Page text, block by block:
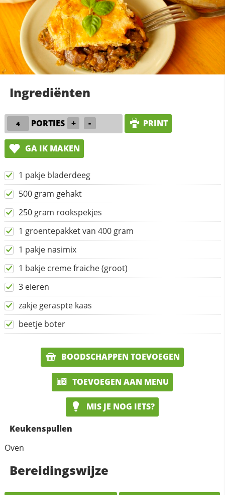
Ingrediënten
PORTIES + - PRINT
GA IK MAKEN
1 pakje bladerdeeg
500 gram gehakt
250 gram rookspekjes
1 groentepakket van 400 gram
1 pakje nasimix
1 bakje creme fraiche (groot)
3 eieren
zakje geraspte kaas
beetje boter
BOODSCHAPPEN TOEVOEGEN
TOEVOEGEN AAN MENU
MIS JE NOG IETS?
Keukenspullen
Oven
Bereidingswijze